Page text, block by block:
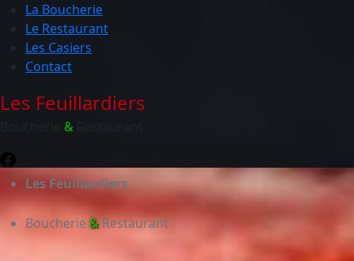
La Boucherie
Le Restaurant
Les Casiers
Contact
Les Feuillardiers
&
Les Feuillardiers
Boucherie&Restaurant